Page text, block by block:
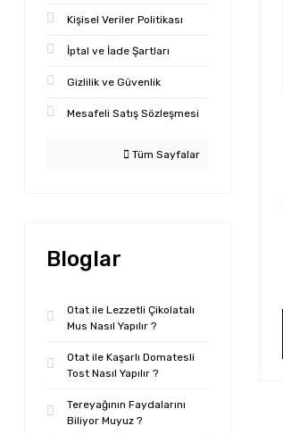
Kişisel Veriler Politikası
İptal ve İade Şartları
Gizlilik ve Güvenlik
Mesafeli Satış Sözleşmesi
Tüm Sayfalar
Bloglar
Otat ile Lezzetli Çikolatalı
Mus Nasıl Yapılır ?
Otat ile Kaşarlı Domatesli
Tost Nasıl Yapılır ?
Tereyağının Faydalarını
Biliyor Muyuz ?